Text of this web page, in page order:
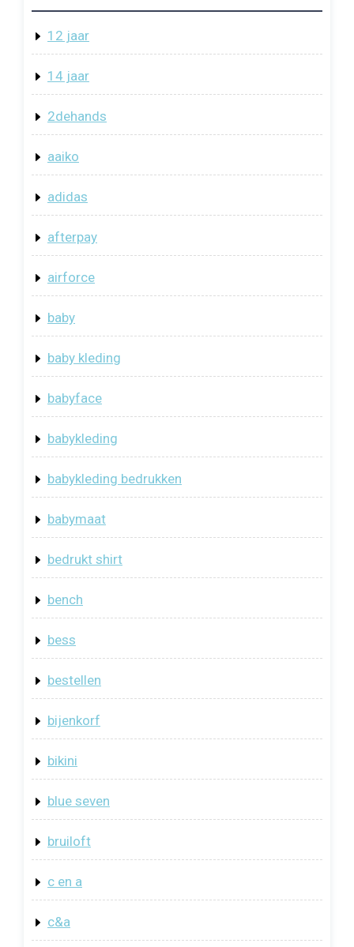
12 jaar
14 jaar
2dehands
aaiko
adidas
afterpay
airforce
baby
baby kleding
babyface
babykleding
babykleding bedrukken
babymaat
bedrukt shirt
bench
bess
bestellen
bijenkorf
bikini
blue seven
bruiloft
c en a
c&a